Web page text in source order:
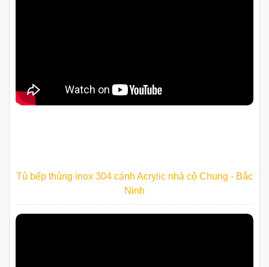
Tủ bếp thùng inox 304 cánh Acrylic nhà cô Chung - Bắc
Ninh